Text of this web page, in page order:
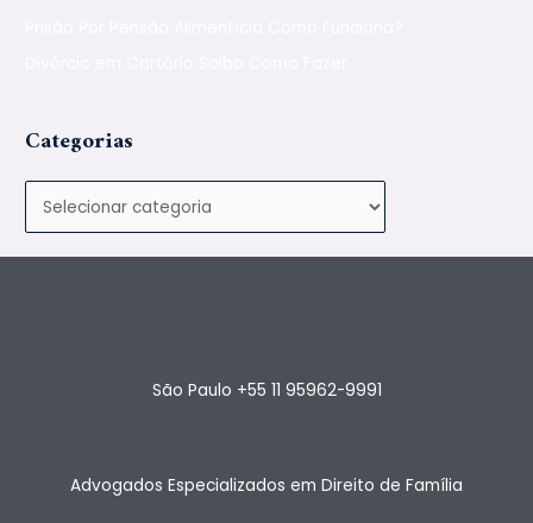
Categorias
São Paulo +55 11 95962-9991
Advogados Especializados em Direito de Família